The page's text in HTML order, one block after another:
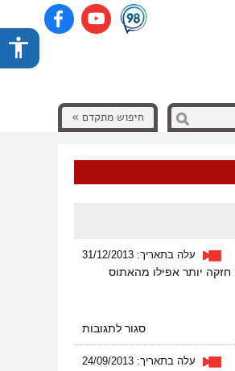
חיפוש מתקדם »
עלה בתאריך: 31/12/2013
יותר אפילו מהאתוס
סגור לתגובותעל
הצבא
עלה בתאריך: 24/09/2013